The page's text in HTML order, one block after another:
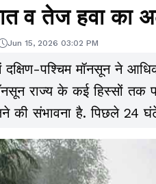
व तेज हवा का
Jun 15, 2026 03:02 PM
पश्चिम मॉनसून ने
राज्य के कई हिस्सों
संभावना है. पिछले 24
दर्ज की गई.